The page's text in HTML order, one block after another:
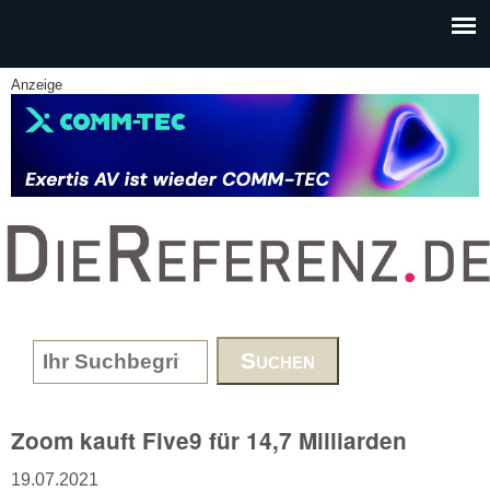
Anzeige
www.DieReferenz.de
Search form
Zoom kauft Five9 für 14,7 Milliarden
19.07.2021